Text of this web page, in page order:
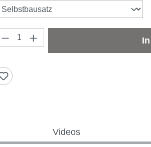
Produkt Anzahl: Gib den
Videos